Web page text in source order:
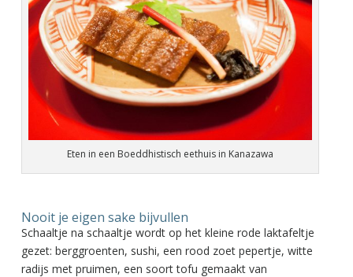
Eten in een Boeddhistisch eethuis in Kanazawa
Nooit je eigen sake bijvullen
Schaaltje na schaaltje wordt op het kleine rode laktafeltje
gezet: berggroenten, sushi, een rood zoet pepertje, witte
radijs met pruimen, een soort tofu gemaakt van